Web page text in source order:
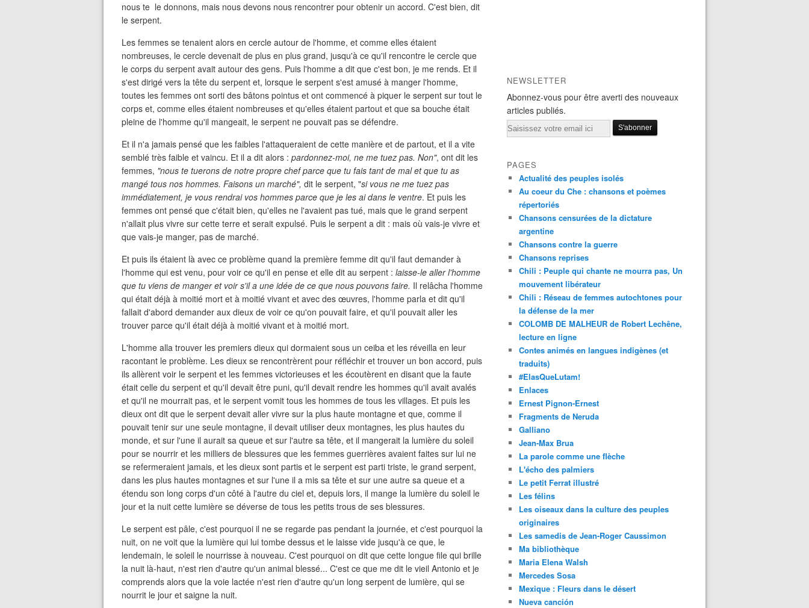
nous te le donnons, mais nous devons nous rencontrer pour obtenir un accord. C'est bien, dit
le serpent.
Les femmes se tenaient alors en cercle autour de l'homme, et comme elles étaient
nombreuses, le cercle devenait de plus en plus grand, jusqu'à ce qu'il rencontre le cercle que
le corps du serpent avait autour des gens. Puis l'homme a dit que c'est bon, je me rends. Et il
s'est dirigé vers la tête du serpent et, lorsque le serpent s'est amusé à manger l'homme,
toutes les femmes ont sorti des bâtons pointus et ont commencé à piquer le serpent sur tout le
corps et, comme elles étaient nombreuses et qu'elles étaient partout et que sa bouche était
pleine de l'homme qu'il mangeait, le serpent ne pouvait pas se défendre.
Et il n'a jamais pensé que les faibles l'attaqueraient de cette manière et de partout, et il a vite
semblé très faible et vaincu. Et il a dit alors : pardonnez-moi, ne me tuez pas. Non", ont dit les
femmes, "nous te tuerons de notre propre chef parce que tu fais tant de mal et que tu as
mangé tous nos hommes. Faisons un marché", dit le serpent, "si vous ne me tuez pas
immédiatement, je vous rendrai vos hommes parce que je les ai dans le ventre. Et puis les
femmes ont pensé que c'était bien, qu'elles ne l'avaient pas tué, mais que le grand serpent
n'allait plus vivre sur cette terre et serait expulsé. Puis le serpent a dit : mais où vais-je vivre et
que vais-je manger, pas de marché.
Et puis ils étaient là avec ce problème quand la première femme dit qu'il faut demander à
l'homme qui est venu, pour voir ce qu'il en pense et elle dit au serpent : laisse-le aller l'homme
que tu viens de manger et voir s'il a une idée de ce que nous pouvons faire. Il relâcha l'homme
qui était déjà à moitié mort et à moitié vivant et avec des œuvres, l'homme parla et dit qu'il
fallait d'abord demander aux dieux de voir ce qu'on pouvait faire, et qu'il pouvait aller les
trouver parce qu'il était déjà à moitié vivant et à moitié mort.
L'homme alla trouver les premiers dieux qui dormaient sous un ceiba et les réveilla en leur
racontant le problème. Les dieux se rencontrèrent pour réfléchir et trouver un bon accord, puis
ils allèrent voir le serpent et les femmes victorieuses et les écoutèrent en disant que la faute
était celle du serpent et qu'il devait être puni, qu'il devait rendre les hommes qu'il avait avalés
et qu'il ne mourrait pas, et le serpent vomit tous les hommes de tous les villages. Et puis les
dieux ont dit que le serpent devait aller vivre sur la plus haute montagne et que, comme il
pouvait tenir sur une seule montagne, il devait utiliser deux montagnes, les plus hautes du
monde, et sur l'une il aurait sa queue et sur l'autre sa tête, et il mangerait la lumière du soleil
pour se nourrir et les milliers de blessures que les femmes guerrières avaient faites sur lui ne
se refermeraient jamais, et les dieux sont partis et le serpent est parti triste, le grand serpent,
dans les plus hautes montagnes et sur l'une il a mis sa tête et sur une autre sa queue et a
étendu son long corps d'un côté à l'autre du ciel et, depuis lors, il mange la lumière du soleil le
jour et la nuit cette lumière se déverse de tous les petits trous de ses blessures.
Le serpent est pâle, c'est pourquoi il ne se regarde pas pendant la journée, et c'est pourquoi la
nuit, on ne voit que la lumière qui lui tombe dessus et le laisse vide jusqu'à ce que, le
lendemain, le soleil le nourrisse à nouveau. C'est pourquoi on dit que cette longue file qui brille
la nuit là-haut, n'est rien d'autre qu'un animal blessé... C'est ce que me dit le vieil Antonio et je
comprends alors que la voie lactée n'est rien d'autre qu'un long serpent de lumière, qui se
nourrit le jour et saigne la nuit.
NEWSLETTER
Abonnez-vous pour être averti des nouveaux
articles publiés.
Email
PAGES
Actualité des peuples isolés
Au coeur du Che : chansons et poèmes
répertoriés
Chansons censurées de la dictature
argentine
Chansons contre la guerre
Chansons reprises
Chili : Peuple qui chante ne mourra pas, Un
mouvement libérateur
Chili : Réseau de femmes autochtones pour
la défense de la mer
COLOMB DE MALHEUR de Robert Lechêne,
lecture en ligne
Contes animés en langues indigènes (et
traduits)
#ElasQueLutam!
Enlaces
Ernest Pignon-Ernest
Fragments de Neruda
Galliano
Jean-Max Brua
La parole comme une flèche
L'écho des palmiers
Le petit Ferrat illustré
Les félins
Les oiseaux dans la culture des peuples
originaires
Les samedis de Jean-Roger Caussimon
Ma bibliothèque
Maria Elena Walsh
Mercedes Sosa
Mexique : Fleurs dans le désert
Nueva canción